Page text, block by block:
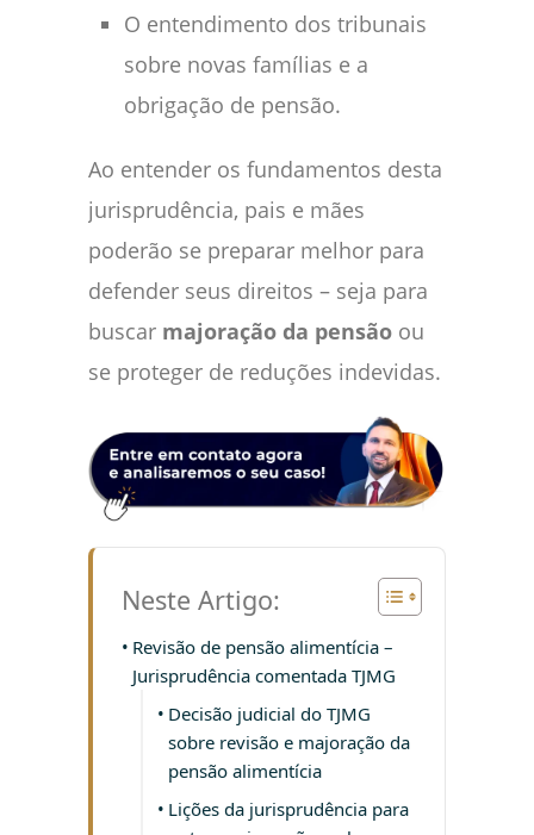
O entendimento dos tribunais
sobre novas famílias e a
obrigação de pensão.
Ao entender os fundamentos desta
jurisprudência, pais e mães
poderão se preparar melhor para
defender seus direitos – seja para
buscar majoração da pensão ou
se proteger de reduções indevidas.
Neste Artigo:
Revisão de pensão alimentícia –
Jurisprudência comentada TJMG
Decisão judicial do TJMG
sobre revisão e majoração da
pensão alimentícia
Lições da jurisprudência para